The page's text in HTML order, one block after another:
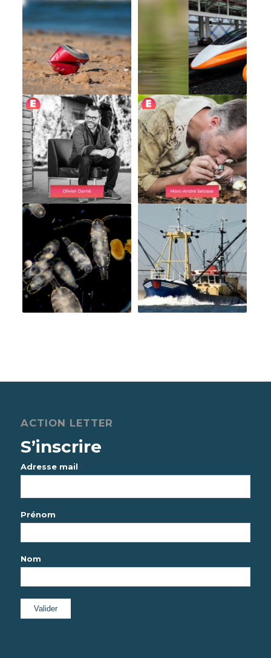
ACTION LETTER
S’inscrire
Adresse mail *
Prénom
Nom